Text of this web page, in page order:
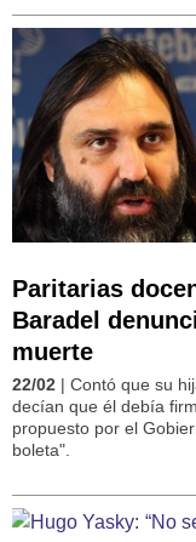
Paritarias
Baradel
muerte
22/02 | Contó que su
decían que él debía
propuesto por el
boleta".